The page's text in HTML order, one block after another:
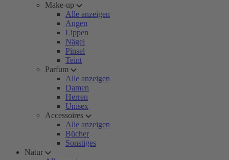
Make-up
Alle anzeigen
Augen
Lippen
Nägel
Pinsel
Teint
Parfum
Alle anzeigen
Damen
Herren
Unisex
Accessoires
Alle anzeigen
Bücher
Sonstiges
Natur